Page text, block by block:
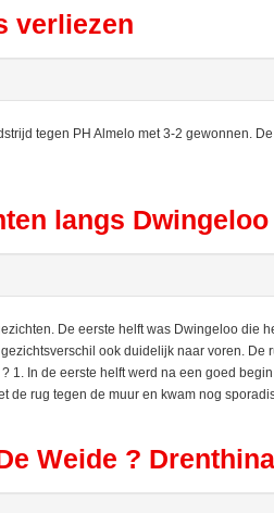
verliezen
tegen PH Almelo met 3-2 gewonnen.
langs Dwingeloo
De eerste helft was Dwingeloo die
ook duidelijk naar voren. De
1. In de eerste helft werd na een goed
de rug tegen de muur en kwam nog
Weide ? Drenthina